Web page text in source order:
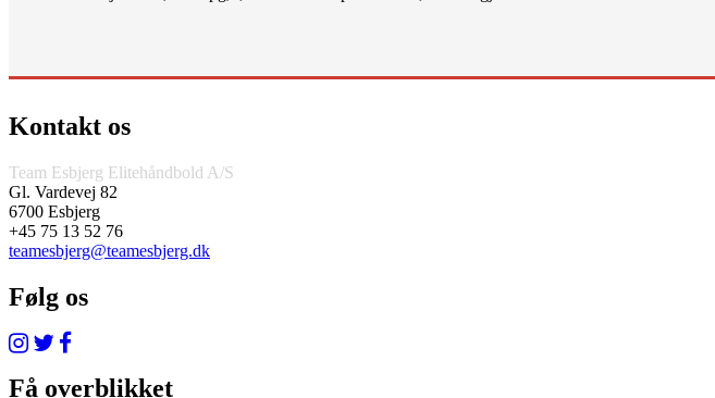
Kontakt os
Team Esbjerg Elitehåndbold A/S
Gl. Vardevej 82
6700 Esbjerg
+45 75 13 52 76
teamesbjerg@teamesbjerg.dk
Følg os
Få overblikket